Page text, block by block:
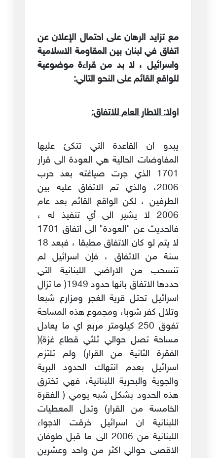
مع تزايد الرهان على احتمال الإعلان عن
اتفاق في لبنان بين المقاومة الاسلامية
واسرائيل ، لا بد من قراءة موضوعية
للواقع القائم على النحو التالي:
اولا: الاطار العام للاتفاق:
يبدو ان القاعدة التي تتكئ عليها
المفاوضات الحالية هي العودة الى قرار
1701 الذي جرت صياغته بعد حرب
2006، والذي تم الاتفاق عليه بين
الطرفين ، لكن الواقع القائم بعد عام
2006 لا يشير الى أي تنفيذ له ،
فالحديث عن "العودة" الى اتفاق 1701
لا يتم لو كان الاتفاق مطبقا ، فبعد 18
سنة من الاتفاق ، فإن اسرائيل لم
تنسحب من الاراضي اللبنانية التي
حددها الاتفاق بانها حدود 1949( ما تزال
اسرائيل تحتل قرية الغجر ومزارع شبعا
وتلال كفر شوبا، ومجموع هذه المساحة
تفوق 250 كيلومتر مربع اي ما يعادل
مساحة تصل حوالي ثلثي قطاع غزة)(
الفقرة الثانية من القرار) ولم تلتزم
اسرائيل بعدم انتهاك الحدود البرية
والجوية والبحرية اللبنانية، فهي تخترق
هذه الحدود بشكل شبه يومي ( الفقرة
الخامسة من القرار) وتدل المعطيات
اللبنانية ان اسرائيل خرقت الاجواء
اللبنانية من 2006 الى ما قبل طوفان
الاقصى حوالي اكثر من واحد وعشرين